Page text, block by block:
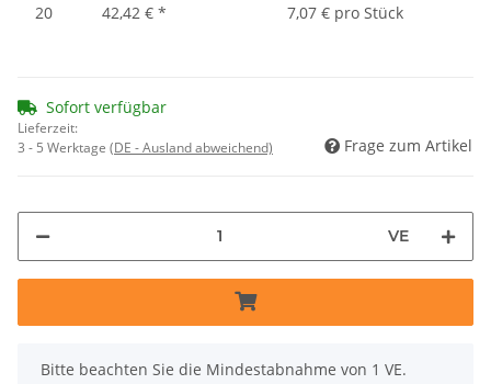
20
42,42 € * 7,07 € pro Stück
Sofort verfügbar
Lieferzeit:
3 - 5 Werktage (DE - Ausland abweichend) Frage zum Artikel
VE
x
Bitte beachten Sie die Mindestabnahme von 1 VE.